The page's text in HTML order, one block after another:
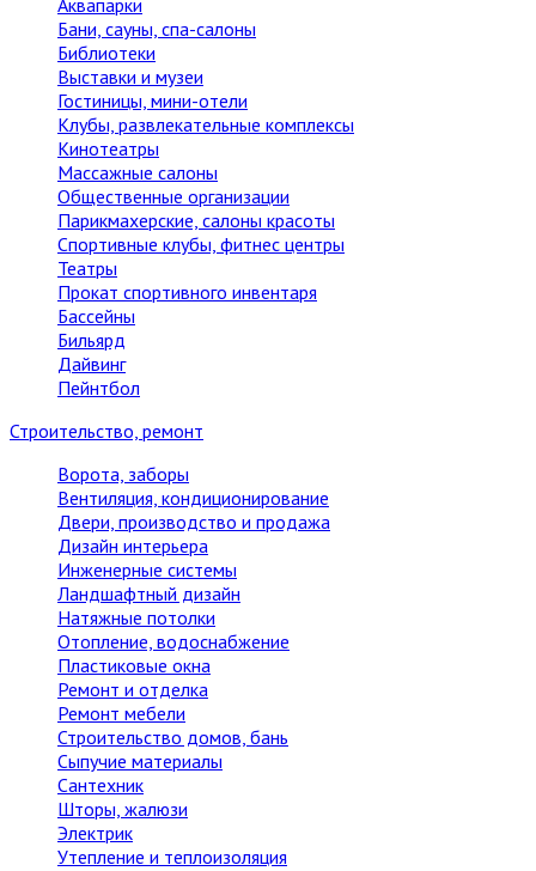
Аквапарки
Бани, сауны, спа-салоны
Библиотеки
Выставки и музеи
Гостиницы, мини-отели
Клубы, развлекательные комплексы
Кинотеатры
Массажные салоны
Общественные организации
Парикмахерские, салоны красоты
Спортивные клубы, фитнес центры
Театры
Прокат спортивного инвентаря
Бассейны
Бильярд
Дайвинг
Пейнтбол
Строительство, ремонт
Ворота, заборы
Вентиляция, кондиционирование
Двери, производство и продажа
Дизайн интерьера
Инженерные системы
Ландшафтный дизайн
Натяжные потолки
Отопление, водоснабжение
Пластиковые окна
Ремонт и отделка
Ремонт мебели
Строительство домов, бань
Сыпучие материалы
Сантехник
Шторы, жалюзи
Электрик
Утепление и теплоизоляция